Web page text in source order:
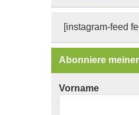
[instagram-feed
Abonniere
Vorname